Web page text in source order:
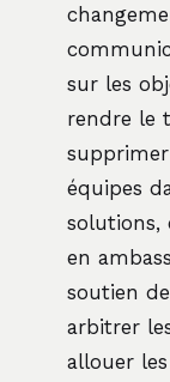
sur les
rendre le
équipes
solutions,
en
soutien
arbitrer
allouer